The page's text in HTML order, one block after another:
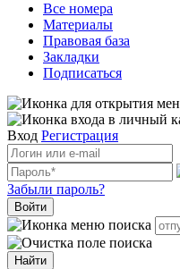
Все номера
Материалы
Правовая база
Закладки
Подписаться
Вход Регистрация
Забыли пароль?
Войти